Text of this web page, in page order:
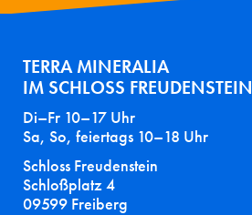
TERRA MINERALIA
IM SCHLOSS FREUDENSTEIN
Di–Fr 10–17 Uhr
Sa, So, feiertags 10–18 Uhr
Schloss Freudenstein
Schloßplatz 4
09599 Freiberg